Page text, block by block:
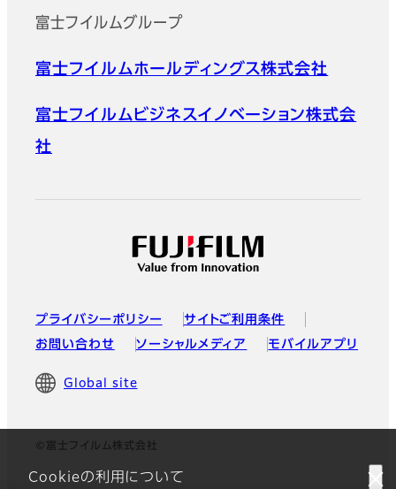
Cookieの利用について
富士フイルムグループ
富士フイルムホールディングス株式会社
富士フイルムビジネスイノベーション株式会
社
プライバシーポリシー
サイトご利用条件
お問い合わせ
ソーシャルメディア モバイルアプリ
Global site
©富士フイルム株式会社